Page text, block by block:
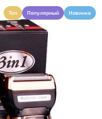
Топ Популярный Новинка